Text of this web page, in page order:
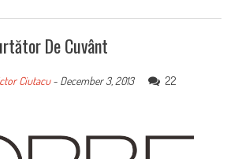
De Cuvânt
Ciutacu- December 3, 2013
22